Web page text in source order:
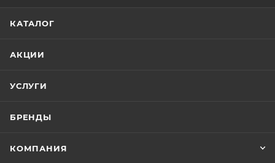
КАТАЛОГ
АКЦИИ
УСЛУГИ
БРЕНДЫ
КОМПАНИЯ